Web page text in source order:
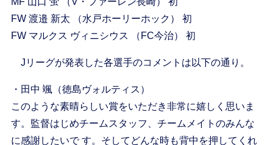
FW 渡邉 新太 （水戸ホーリーホック） 初
FW マルクス ヴィニシウス （FC今治） 初
Jリーグが発表した各選手のコメントは以下の通り。
・田中 颯（徳島ヴォルティス）
このような素晴らしい賞をいただき非常に嬉しく思いま
す。監督はじめチームスタッフ、チームメイトのみんな
に感謝したいで す。そしてどんな時も背中を押してくれ